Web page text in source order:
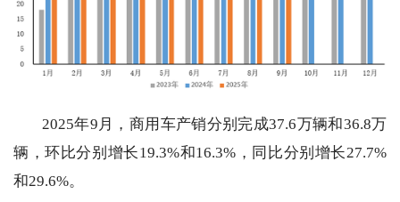
2025年9月，商用车产销分别完成37.6万辆和36.8万
辆，环比分别增长19.3%和16.3%，同比分别增长27.7%
和29.6%。